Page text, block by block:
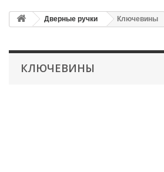
Дверные ручки Ключевины
КЛЮЧЕВИНЫ